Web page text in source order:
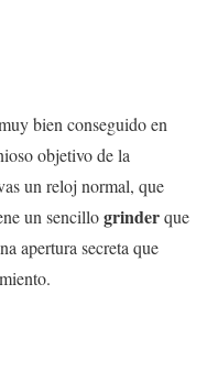
bien conseguido en
objetivo de la
un reloj normal, que
un sencillogrinderque
apertura secreta que